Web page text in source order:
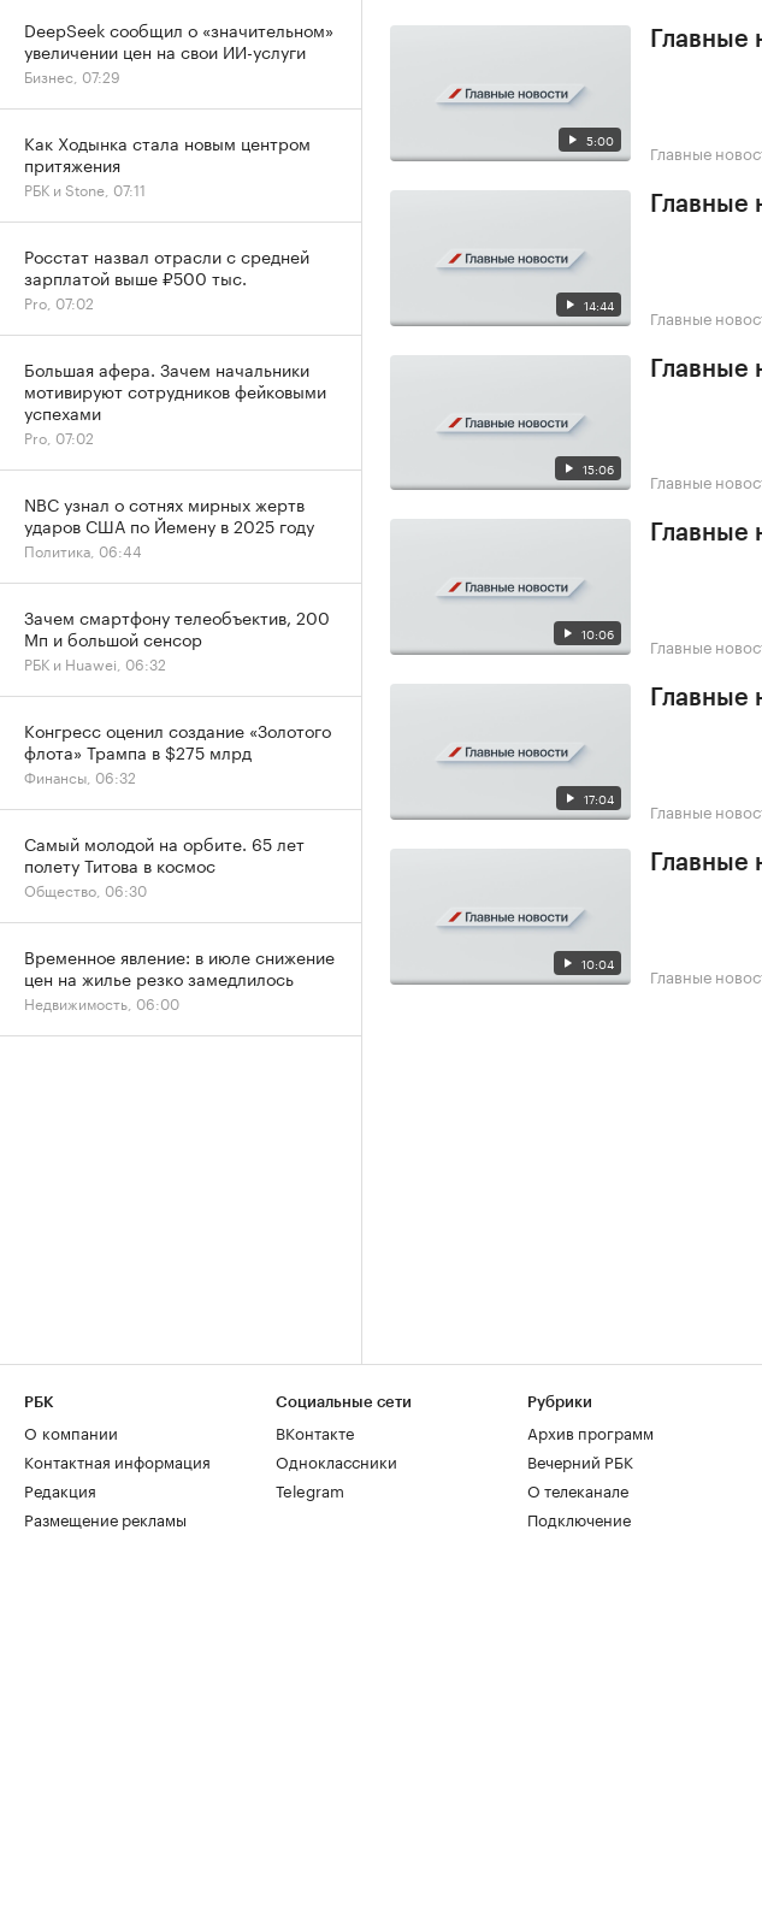
5:00
Главные
Главные
14:44
Главные
Главные
15:06
Главные
Главные
10:06 Главные
17:04 Главные
10:04 Главные
DeepSeek сообщил о «значительном»
увеличении цен на свои ИИ-услуги
Бизнес, 07:29
Как Ходынка стала новым центром
притяжения
РБК и Stone, 07:11
Росстат назвал отрасли с средней
зарплатой выше ₽500 тыс.
Pro, 07:02
Большая афера. Зачем начальники
мотивируют сотрудников фейковыми
успехами
Pro, 07:02
NBC узнал о сотнях мирных жертв
ударов США по Йемену в 2025 году
Политика, 06:44
Зачем смартфону телеобъектив, 200
Мп и большой сенсор
РБК и Huawei, 06:32
Конгресс оценил создание «Золотого
флота» Трампа в $275 млрд
Финансы, 06:32
Самый молодой на орбите. 65 лет
полету Титова в космос
Общество, 06:30
Временное явление: в июле снижение
цен на жилье резко замедлилось
Недвижимость, 06:00
РБК
О компании
Контактная информация
Редакция
Размещение рекламы
Социальные сети
ВКонтакте
Одноклассники
Telegram
Рубрики
Архив программ
Вечерний РБК
О телеканале
Подключение